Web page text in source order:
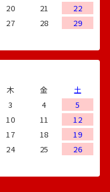
20 21
22
27 28
29
木 金
土
3 4
5
10 11
12
17 18
19
24 25
26